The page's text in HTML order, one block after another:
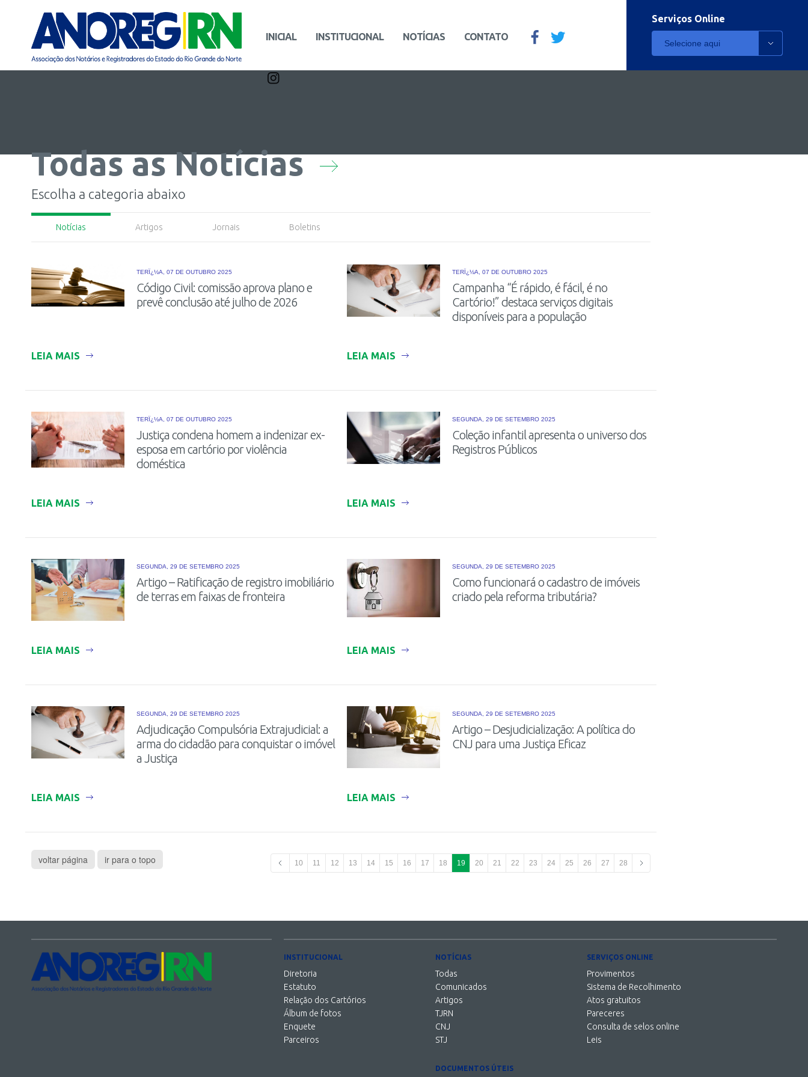
INICIAL INSTITUCIONAL NOTÍCIAS CONTATO
Serviços Online
Selecione aqui
Todas asNotícias
Escolha a categoria abaixo
Notícias Artigos Jornais Boletins
TERÏ¿½A, 07 DE OUTUBRO 2025
Código Civil: comissão aprova plano e
prevê conclusão até julho de 2026
LEIA MAIS
TERÏ¿½A, 07 DE OUTUBRO 2025
Campanha “É rápido, é fácil, é no
Cartório!” destaca serviços digitais
disponíveis para a população
LEIA MAIS
TERÏ¿½A, 07 DE OUTUBRO 2025
Justiça condena homem a indenizar ex-
esposa em cartório por violência
doméstica
LEIA MAIS
SEGUNDA, 29 DE SETEMBRO 2025
Coleção infantil apresenta o universo dos
Registros Públicos
LEIA MAIS
SEGUNDA, 29 DE SETEMBRO 2025
Artigo – Ratificação de registro imobiliário
de terras em faixas de fronteira
LEIA MAIS
SEGUNDA, 29 DE SETEMBRO 2025
Como funcionará o cadastro de imóveis
criado pela reforma tributária?
LEIA MAIS
SEGUNDA, 29 DE SETEMBRO 2025
Adjudicação Compulsória Extrajudicial: a
arma do cidadão para conquistar o imóvel
a Justiça
LEIA MAIS
SEGUNDA, 29 DE SETEMBRO 2025
Artigo – Desjudicialização: A política do
CNJ para uma Justiça Eficaz
LEIA MAIS
voltar página ir para o topo 10 11 12 13 14 15 16 17 18 19 20 21 22 23 24 25 26 27 28
INSTITUCIONAL
Diretoria
Estatuto
Relação dos Cartórios
Álbum de fotos
Enquete
Parceiros
NOTÍCIAS
Todas
Comunicados
Artigos
TJRN
CNJ
STJ
DOCUMENTOS ÚTEIS
SERVIÇOS ONLINE
Provimentos
Sistema de Recolhimento
Atos gratuitos
Pareceres
Consulta de selos online
Leis